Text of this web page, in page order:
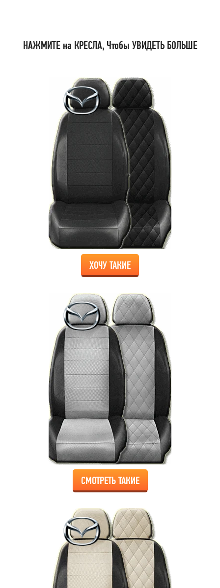
НАЖМИТЕ на КРЕСЛА, Чтобы УВИДЕТЬ БОЛЬШЕ
ХОЧУ ТАКИЕ
СМОТРЕТЬ ТАКИЕ